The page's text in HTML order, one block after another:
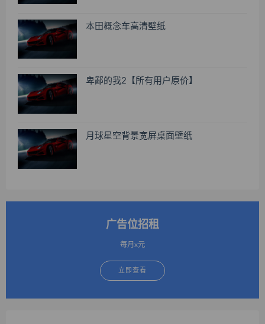
本田概念车高清壁纸
卑鄙的我2【所有用户原价】
月球星空背景宽屏桌面壁纸
广告位招租
每月x元
立即查看